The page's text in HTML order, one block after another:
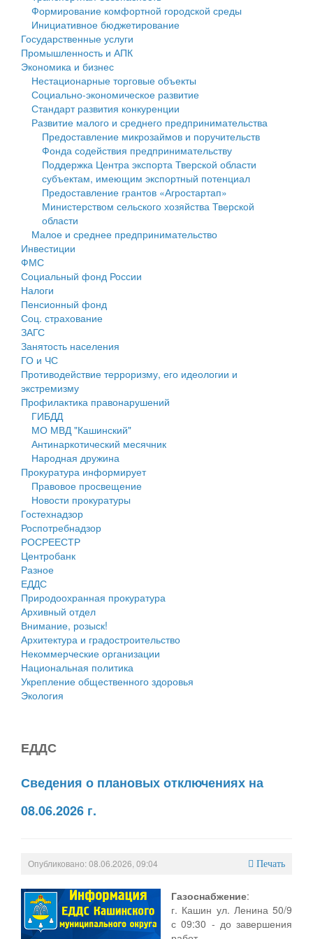
Государственные услуги
Промышленность и АПК
Экономика и бизнес
Символика
Устав
Гостям округа
Туризм
Культура
Образование
Здравоохранение
Социальная защита
Фотоальбом
муниципального округа Тверской области
Администрация Кашинского муниципального округа
Тверской области
Управление сельскими территориями
Открытые данные
Работа с обращениями граждан
Муниципальный контроль
Муниципальные услуги
Проекты административных регламентов
Антимонопольный комплаенс
Противодействие коррупции
Финансовое управление
Бюджет для граждан
Имущество
Выявление правообладателей ранее учтенных
объектов недвижимости
Имущественная поддержка субъектов малого и
среднего предпринимательства
Информационная поддержка субъектов малого и
среднего предпринимательства
Муниципальные программы
Контрольно-счетная палата
Персональные данные
Оценка регулирующего воздействия
Деятельность МУ
Нормативы градостроительного проектирования
Правила землепользования и застройки
Генеральные планы
Проекты планировки территории
Собрание депутатов
Городское поселение
Сельские поселения
Формирование комфортной городской среды
Инициативное бюджетирование
Государственные услуги
Промышленность и АПК
Экономика и бизнес
Нестационарные торговые объекты
Социально-экономическое развитие
Стандарт развития конкуренции
Развитие малого и среднего предпринимательства
Предоставление микрозаймов и поручительств
Фонда содействия предпринимательству
Поддержка Центра экспорта Тверской области
субъектам, имеющим экспортный потенциал
Предоставление грантов «Агростартап»
Министерством сельского хозяйства Тверской
области
Малое и среднее предпринимательство
Инвестиции
ФМС
Социальный фонд России
Налоги
Пенсионный фонд
Соц. страхование
ЗАГС
Занятость населения
ГО и ЧС
Противодействие терроризму, его идеологии и
экстремизму
Профилактика правонарушений
ГИБДД
МО МВД "Кашинский"
Антинаркотический месячник
Народная дружина
Прокуратура информирует
Правовое просвещение
Новости прокуратуры
Гостехнадзор
Роспотребнадзор
РОСРЕЕСТР
Центробанк
Разное
ЕДДС
Природоохранная прокуратура
Архивный отдел
Внимание, розыск!
Архитектура и градостроительство
Некоммерческие организации
Национальная политика
Укрепление общественного здоровья
Экология
ЕДДС
Сведения о плановых отключениях на
08.06.2026 г.
Опубликовано: 08.06.2026, 09:04 Печать
Газоснабжение:
г. Кашин ул. Ленина 50/9
с 09:30 - до завершения